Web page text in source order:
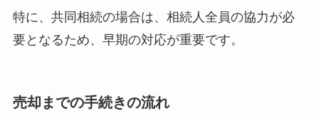
特に、共同相続の場合は、相続人全員の協力が必
要となるため、早期の対応が重要です。
売却までの手続きの流れ